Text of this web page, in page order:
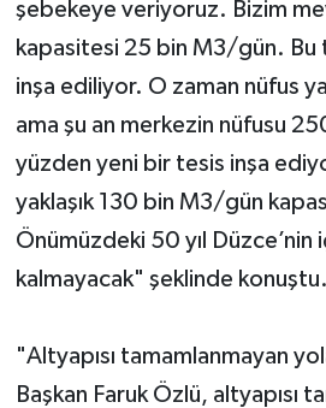
şebekeye veriyoruz. Bizim
kapasitesi 25 bin M3/gün. Bu
inşa ediliyor. O zaman nüfus
ama şu an merkezin nüfusu
yüzden yeni bir tesis inşa
yaklaşık 130 bin M3/gün
Önümüzdeki 50 yıl
kalmayacak" şeklinde konuştu.
"Altyapısı tamamlanmayan
Başkan Faruk Özlü, altyapısı